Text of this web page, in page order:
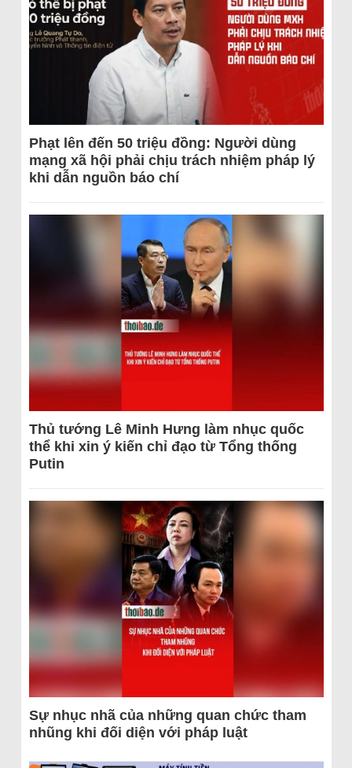
Phạt lên đến 50 triệu đồng: Người dùng
mạng xã hội phải chịu trách nhiệm pháp lý
khi dẫn nguồn báo chí
Thủ tướng Lê Minh Hưng làm nhục quốc
thể khi xin ý kiến chỉ đạo từ Tổng thống
Putin
Sự nhục nhã của những quan chức tham
nhũng khi đối diện với pháp luật